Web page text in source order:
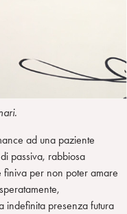
ad una paziente
passiva, rabbiosa
per non poter amare
indefinita presenza futura